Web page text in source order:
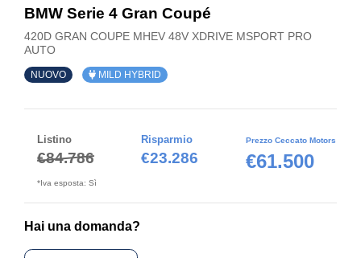
BMW Serie 4 Gran Coupé
420D GRAN COUPE MHEV 48V XDRIVE MSPORT PRO
AUTO
NUOVO MILD HYBRID
Listino
€84.786
Risparmio
€23.286
Prezzo Ceccato Motors
€61.500
*Iva esposta: Sì
Hai una domanda?